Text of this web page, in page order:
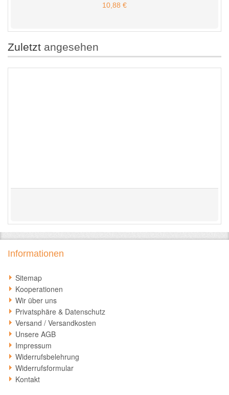
10,88 €
Zuletzt angesehen
Informationen
Sitemap
Kooperationen
Wir über uns
Privatsphäre & Datenschutz
Versand / Versandkosten
Unsere AGB
Impressum
Widerrufsbelehrung
Widerrufsformular
Kontakt